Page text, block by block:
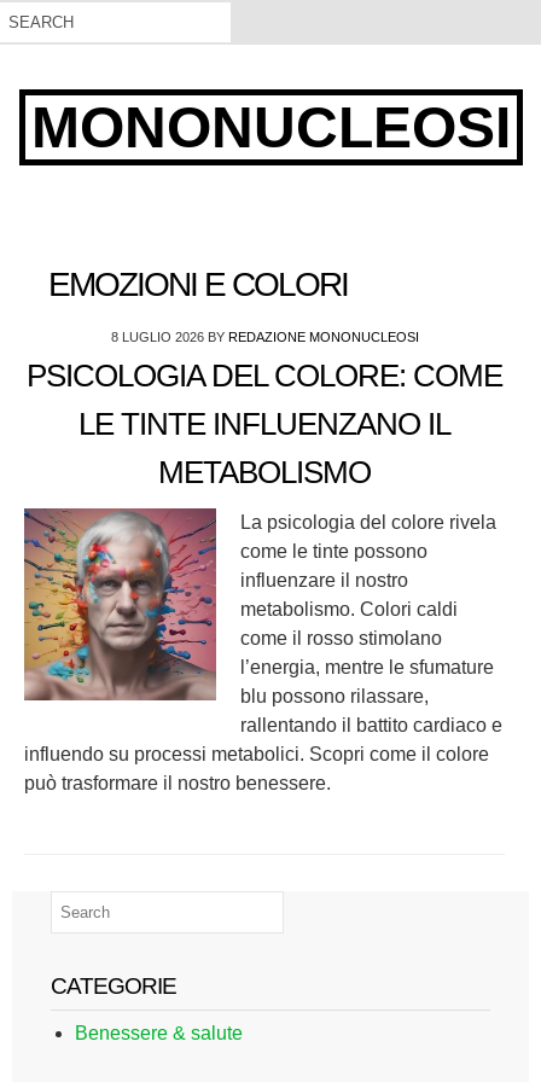
MONONUCLEOSI
EMOZIONI E COLORI
8 LUGLIO 2026BY REDAZIONE MONONUCLEOSI
PSICOLOGIA DEL COLORE: COME
LE TINTE INFLUENZANO IL
METABOLISMO
La psicologia del colore rivela
come le tinte possono
influenzare il nostro
metabolismo. Colori caldi
come il rosso stimolano
l’energia, mentre le sfumature
blu possono rilassare,
rallentando il battito cardiaco e
influendo su processi metabolici. Scopri come il colore
può trasformare il nostro benessere.
CATEGORIE
Benessere & salute